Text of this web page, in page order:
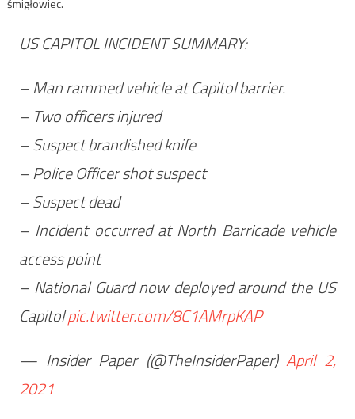
śmigłowiec.
US CAPITOL INCIDENT SUMMARY:
– Man rammed vehicle at Capitol barrier.
– Two officers injured
– Suspect brandished knife
– Police Officer shot suspect
– Suspect dead
– Incident occurred at North Barricade vehicle
access point
– National Guard now deployed around the US
Capitolpic.twitter.com/8C1AMrpKAP
— Insider Paper (@TheInsiderPaper)April 2,
2021